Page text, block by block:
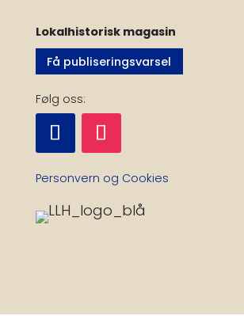
Lokalhistorisk magasin
Få publiseringsvarsel
Følg oss:
Personvern og Cookies